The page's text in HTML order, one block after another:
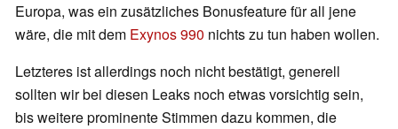
Europa, was ein zusätzliches Bonusfeature für all jene
wäre, die mit dem Exynos 990 nichts zu tun haben wollen.
Letzteres ist allerdings noch nicht bestätigt, generell
sollten wir bei diesen Leaks noch etwas vorsichtig sein,
bis weitere prominente Stimmen dazu kommen, die